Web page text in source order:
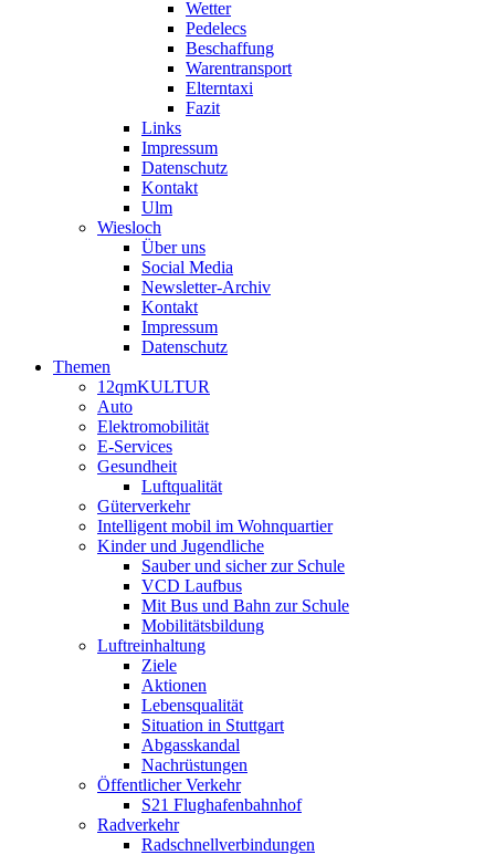
Wetter
Pedelecs
Beschaffung
Warentransport
Elterntaxi
Fazit
Links
Impressum
Datenschutz
Kontakt
Ulm
Wiesloch
Über uns
Social Media
Newsletter-Archiv
Kontakt
Impressum
Datenschutz
Themen
12qmKULTUR
Auto
Elektromobilität
E-Services
Gesundheit
Luftqualität
Güterverkehr
Intelligent mobil im Wohnquartier
Kinder und Jugendliche
Sauber und sicher zur Schule
VCD Laufbus
Mit Bus und Bahn zur Schule
Mobilitätsbildung
Luftreinhaltung
Ziele
Aktionen
Lebensqualität
Situation in Stuttgart
Abgasskandal
Nachrüstungen
Öffentlicher Verkehr
S21 Flughafenbahnhof
Radverkehr
Radschnellverbindungen